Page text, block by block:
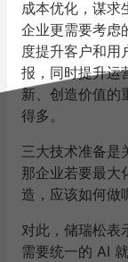
成本优化，谋求
企业更需要考虑
度提升客户和用
报，同时提升运
新、创造价值的
得多。
三大技术准备是
那企业若要最大
造，应该如何做
对此，储瑞松表
需要统一的 AI